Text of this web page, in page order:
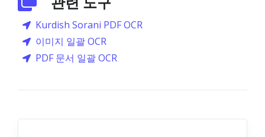
Kurdish Sorani PDF OCR
이미지 일괄 OCR
PDF 문서 일괄 OCR